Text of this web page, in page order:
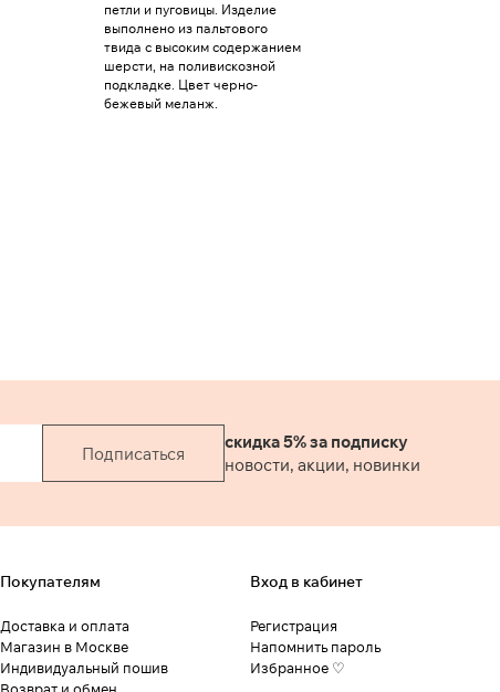
петли и пуговицы. Изделие
выполнено из пальтового
твида с высоким содержанием
шерсти, на поливискозной
подкладке. Цвет черно-
бежевый меланж.
Подписаться
скидка 5% за подписку
новости, акции, новинки
Покупателям
Доставка и оплата
Магазин в Москве
Индивидуальный пошив
Вход в кабинет
Регистрация
Напомнить пароль
Избранное ♡